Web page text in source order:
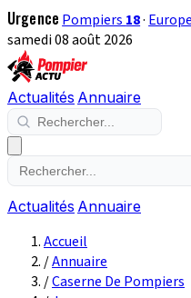
Urgence Pompiers 18· Europe
samedi 08 août 2026
Actualités Annuaire
Actualités Annuaire
Accueil
/Annuaire
/Caserne De Pompiers